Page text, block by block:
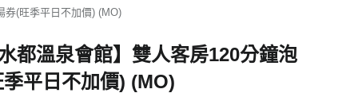
券(旺季平日不加價) (MO)
都溫泉會館】雙人客房120分鐘泡
平日不加價) (MO)